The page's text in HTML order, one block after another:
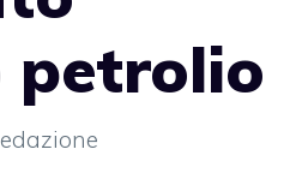
petrolio